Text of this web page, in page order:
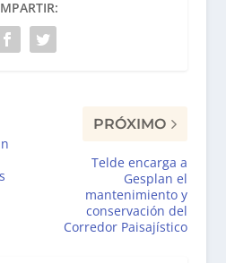
PRÓXIMO
Telde encarga a
Gesplan el
mantenimiento y
conservación del
Corredor Paisajístico